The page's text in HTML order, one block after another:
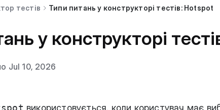
тестів Типи питань у конструкторі тестів: Hotspot
у конструкторі
Jul 10, 2026
використовується, коли користувач має